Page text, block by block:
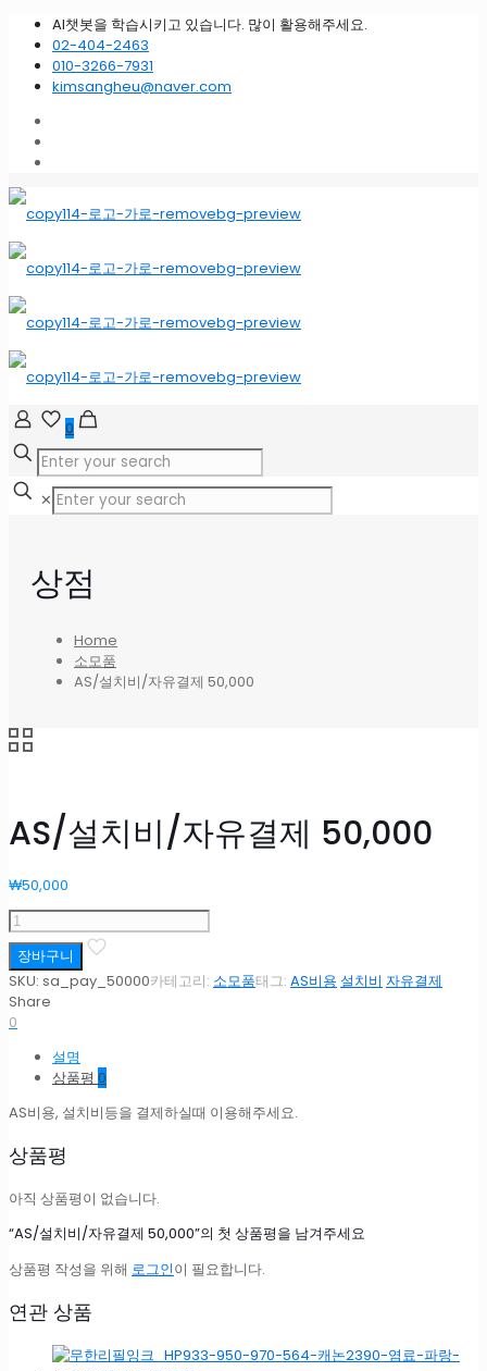
AI챗봇을 학습시키고 있습니다. 많이 활용해주세요.
02-404-2463
010-3266-7931
kimsangheu@naver.com
0
✕
상점
Home
소모품
AS/설치비/자유결제 50,000
AS/설치비/자유결제 50,000
₩50,000
AS/
설
치
비/
자
유
50,000
수
장바구니
SKU: sa_pay_50000카테고리: 소모품태그: AS비용 설치비 자유결제
Share
0
설명
상품평 0
AS비용, 설치비등을 결제하실때 이용해주세요.
상품평
아직 상품평이 없습니다.
“AS/설치비/자유결제 50,000”의 첫 상품평을 남겨주세요
상품평 작성을 위해 로그인이 필요합니다.
연관 상품